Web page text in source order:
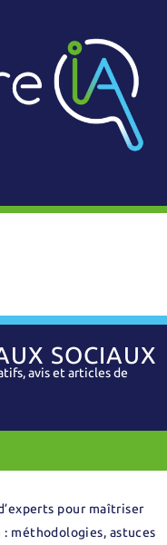
SOCIAUX
avis et articles de
pour maîtriser
méthodologies, astuces